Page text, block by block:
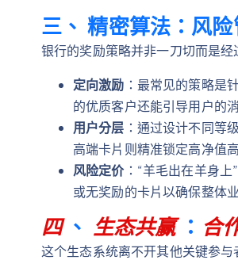
三、 精密算法：风
银行的奖励策略并非一刀切而是
定向激励 ：最常见的策略是
的优质客户还能引导用户的
用户分层 ：通过设计不同等
高端卡片则精准锁定高净值
风险定价：“羊毛出在羊身
或无奖励的卡片以确保整体
四、 生态共赢： 合
这个生态系统离不开其他关键参与